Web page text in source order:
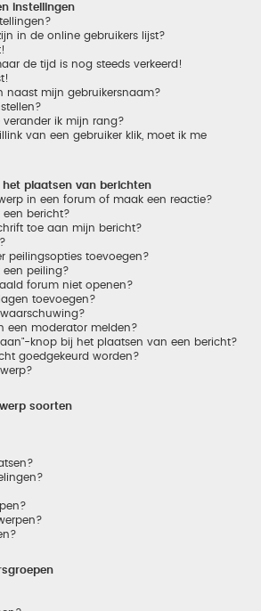
instellingen
in de online gebruikers lijst?
de tijd is nog steeds verkeerd!
naast mijn gebruikersnaam?
ik mijn rang?
van een gebruiker klik, moet ik me
plaatsen van berichten
in een forum of maak een reactie?
een bericht?
toe aan mijn bericht?
peilingsopties toevoegen?
een peiling?
forum niet openen?
toevoegen?
een moderator melden?
knop bij het plaatsen van een bericht?
goedgekeurd worden?
soorten